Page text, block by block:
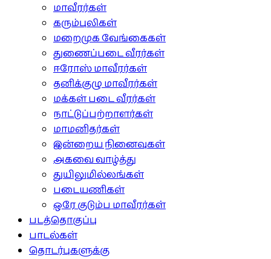
மாவீரர்கள்
கரும்புலிகள்
மறைமுக வேங்கைகள்
துணைப்படை வீரர்கள்
ஈரோஸ் மாவீரர்கள்
தனிக்குழு மாவீரர்கள்
மக்கள் படை வீரர்கள்
நாட்டுப்பற்றாளர்கள்
மாமனிதர்கள்
இன்றைய நினைவுகள்
அகவை வாழ்த்து
துயிலுமில்லங்கள்
படையணிகள்
ஒரே குடும்ப மாவீரர்கள்
படத்தொகுப்பு
பாடல்கள்
தொடர்புகளுக்கு